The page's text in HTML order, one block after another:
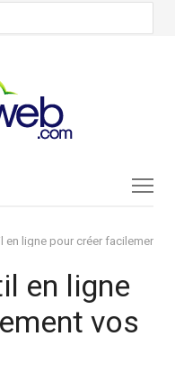
en ligne pour créer facilement
en ligne
vos